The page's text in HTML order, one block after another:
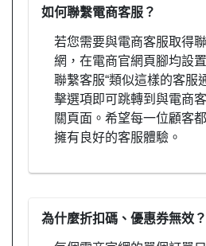
如何聯繫電商客服？
若您需要與電商客服取得
網，在電商官網頁腳均設置
聯繫客服“類似這樣的客服
擊選項即可跳轉到與電商
關頁面。希望每一位顧客
擁有良好的客服體驗。
為什麼折扣碼、優惠券無效？